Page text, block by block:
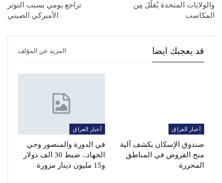
والولايات المتحدة يُقلِّل مِن
المكاسب
تراجع يومي بسبب التوتر
الأميركي الصيني
قد يعجبك ايضا المزيد عن المؤلف
أخبار العراق
صندوق الإسكان يكشف آلية
منح القروض في المناطق
المحررة
أخبار العراق
في الدورة والمنصور وحي
الجهاد.. ضبط 30 الف دولار
و15 مليون دينار مزورة